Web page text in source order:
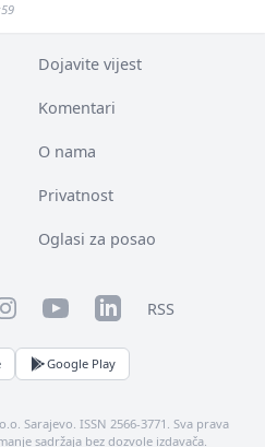
Dojavite vijest
Komentari
O nama
Privatnost
Oglasi za posao
YouTubeLinkedInRSS
Google Play
Sarajevo. ISSN 2566-3771. Sva prava
sadržaja bez dozvole izdavača.